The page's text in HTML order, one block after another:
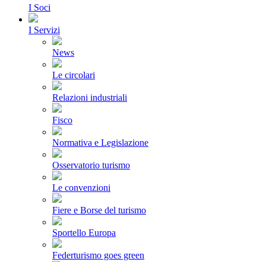
I Soci
I Servizi
News
Le circolari
Relazioni industriali
Fisco
Normativa e Legislazione
Osservatorio turismo
Le convenzioni
Fiere e Borse del turismo
Sportello Europa
Federturismo goes green